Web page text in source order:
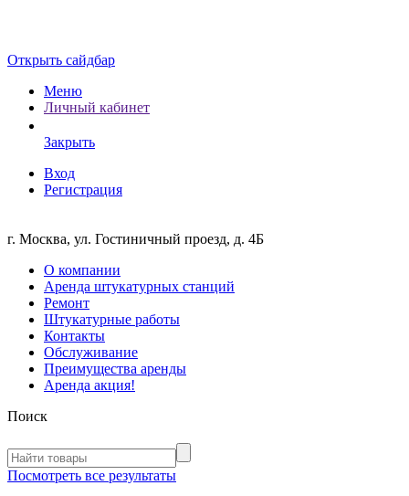
Открыть сайдбар
Меню
Личный кабинет
Закрыть
Вход
Регистрация
г. Москва, ул. Гостиничный проезд, д. 4Б
О компании
Аренда штукатурных станций
Ремонт
Штукатурные работы
Контакты
Обслуживание
Преимущества аренды
Аренда акция!
Поиск
Посмотреть все результаты